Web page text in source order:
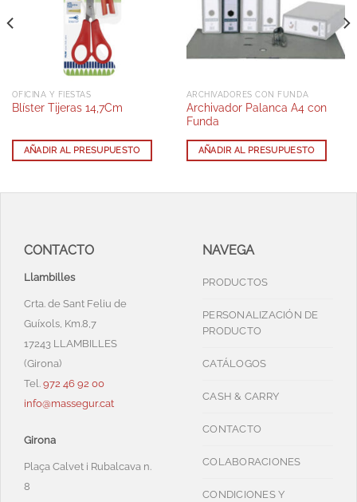
OFICINA Y FIESTAS
Blíster Tijeras 14,7Cm
AÑADIR AL PRESUPUESTO
ARCHIVADORES CON FUNDA
Archivador Palanca A4 con
Funda
AÑADIR AL PRESUPUESTO
CONTACTO
Llambilles
Crta. de Sant Feliu de
Guíxols, Km.8,7
17243 LLAMBILLES
(Girona)
Tel. 972 46 92 00
info@massegur.cat
Girona
Plaça Calvet i Rubalcava n.
8
NAVEGA
PRODUCTOS
PERSONALIZACIÓN DE
PRODUCTO
CATÁLOGOS
CASH & CARRY
CONTACTO
COLABORACIONES
CONDICIONES Y